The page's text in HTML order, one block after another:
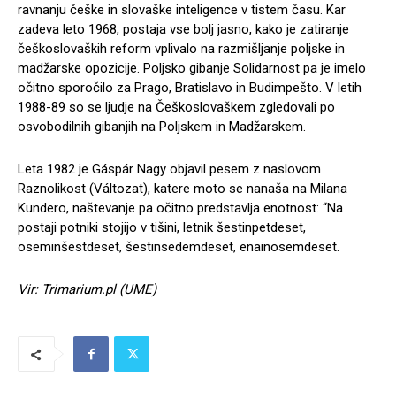
ravnanju češke in slovaške inteligence v tistem času. Kar
zadeva leto 1968, postaja vse bolj jasno, kako je zatiranje
češkoslovaških reform vplivalo na razmišljanje poljske in
madžarske opozicije. Poljsko gibanje Solidarnost pa je imelo
očitno sporočilo za Prago, Bratislavo in Budimpešto. V letih
1988-89 so se ljudje na Češkoslovaškem zgledovali po
osvobodilnih gibanjih na Poljskem in Madžarskem.
Leta 1982 je Gáspár Nagy objavil pesem z naslovom
Raznolikost (Változat), katere moto se nanaša na Milana
Kundero, naštevanje pa očitno predstavlja enotnost: “Na
postaji potniki stojijo v tišini, letnik šestinpetdeset,
oseminšestdeset, šestinsedemdeset, enainosemdeset.
Vir: Trimarium.pl (UME)